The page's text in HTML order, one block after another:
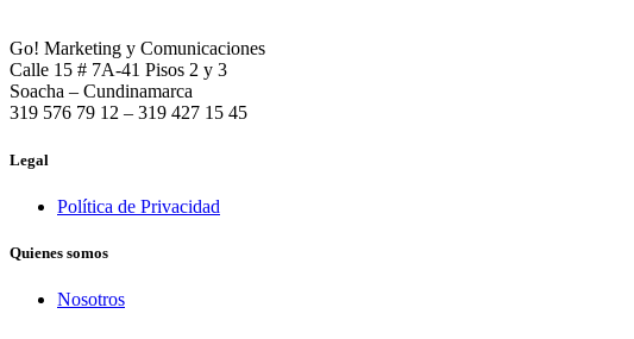
Go! Marketing y Comunicaciones
Calle 15 # 7A-41 Pisos 2 y 3
Soacha – Cundinamarca
319 576 79 12 – 319 427 15 45
Legal
Política de Privacidad
Quienes somos
Nosotros